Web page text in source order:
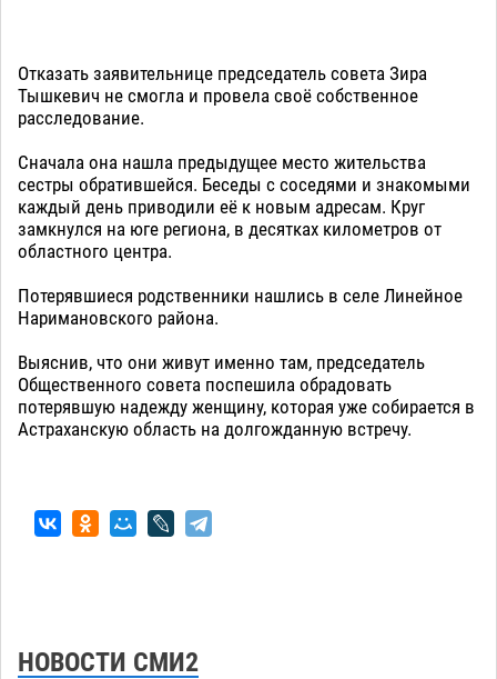
Отказать заявительнице председатель совета Зира
Тышкевич не смогла и провела своё собственное
расследование.
Сначала она нашла предыдущее место жительства
сестры обратившейся. Беседы с соседями и знакомыми
каждый день приводили её к новым адресам. Круг
замкнулся на юге региона, в десятках километров от
областного центра.
Потерявшиеся родственники нашлись в селе Линейное
Наримановского района.
Выяснив, что они живут именно там, председатель
Общественного совета поспешила обрадовать
потерявшую надежду женщину, которая уже собирается в
Астраханскую область на долгожданную встречу.
НОВОСТИ СМИ2